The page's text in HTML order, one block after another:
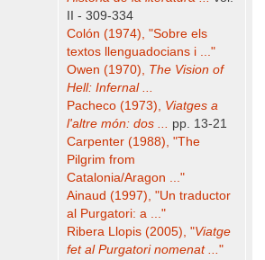
II - 309-334
Colón (1974), "Sobre els
textos llenguadocians i ..."
Owen (1970), The Vision of
Hell: Infernal ...
Pacheco (1973), Viatges a
l'altre món: dos ... pp. 13-21
Carpenter (1988), "The
Pilgrim from
Catalonia/Aragon ..."
Ainaud (1997), "Un traductor
al Purgatori: a ..."
Ribera Llopis (2005), "Viatge
fet al Purgatori nomenat ..."